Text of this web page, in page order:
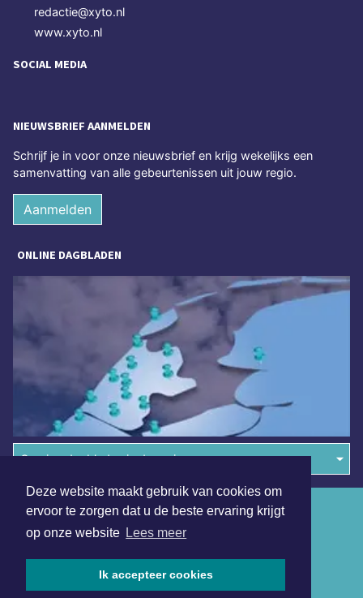
Deze website maakt gebruik van cookies om
ervoor te zorgen dat u de beste ervaring krijgt
op onze website Lees meer
Ik accepteer cookies
redactie@xyto.nl
www.xyto.nl
SOCIAL MEDIA
NIEUWSBRIEF AANMELDEN
Schrijf je in voor onze nieuwsbrief en krijg wekelijks een
samenvatting van alle gebeurtenissen uit jouw regio.
Aanmelden
ONLINE DAGBLADEN
Overige dagbladen in de regio
Algemene voorwaarden
Disclaimer